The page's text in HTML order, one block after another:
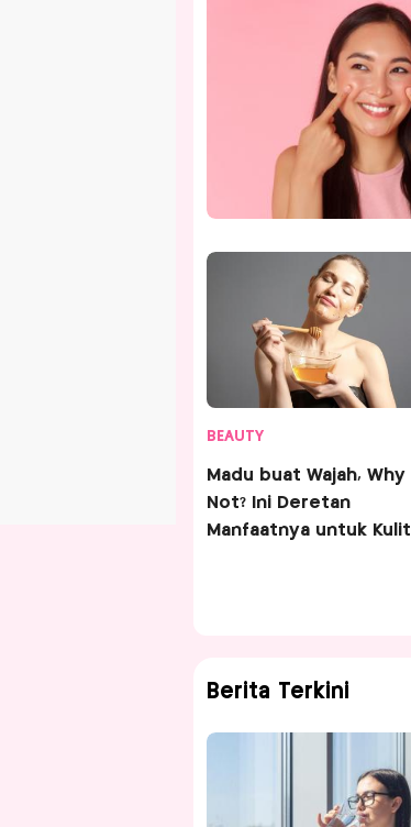
BEAUTY
Madu buat Wajah, Why
Not? Ini Deretan
Manfaatnya untuk Kulit
Berita Terkini